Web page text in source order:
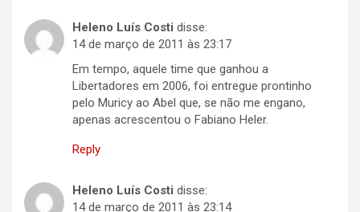
Heleno Luís Costi disse:
14 de março de 2011 às 23:17
Em tempo, aquele time que ganhou a
Libertadores em 2006, foi entregue prontinho
pelo Muricy ao Abel que, se não me engano,
apenas acrescentou o Fabiano Heler.
Reply
Heleno Luís Costi disse:
14 de março de 2011 às 23:14